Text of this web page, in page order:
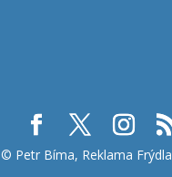
© Petr Bíma, Reklama